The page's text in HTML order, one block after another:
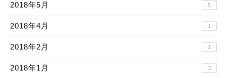
2018年5月 5
2018年4月 1
2018年2月 1
2018年1月 3